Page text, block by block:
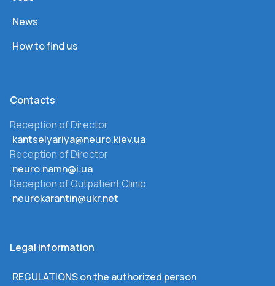
News
How to find us
Сontacts
Reception of Director
kantselyariya@neuro.kiev.ua
Reception of Director
neuro.namn@i.ua
Reception of Outpatient Clinic
neurokarantin@ukr.net
Legal information
REGULATIONS on the authorized person